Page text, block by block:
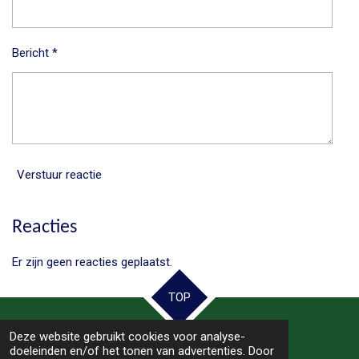
Deze website gebruikt cookies voor analyse-
doeleinden en/of het tonen van advertenties. Door
Bericht *
Verstuur reactie
Reacties
Er zijn geen reacties geplaatst.
TOP
© 2025 - 2026 Samen Hoogeveen